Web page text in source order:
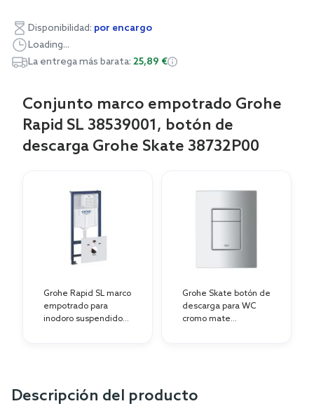
Disponibilidad: por encargo
Loading...
La entrega más barata: 25,89 €
Conjunto marco empotrado Grohe
Rapid SL 38539001, botón de
descarga Grohe Skate 38732P00
Grohe Rapid SL marco
empotrado para
inodoro suspendido
Grohe Skate botón de
descarga para WC
cromo mate
Descripción del producto